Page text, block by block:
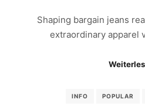
Shaping bargain jeans
extraordinary apparel
INFO POPULAR